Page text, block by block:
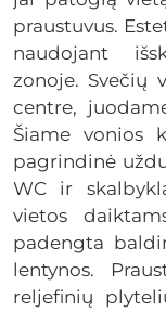
praustuvus.
naudojant
zonoje. Svečių
centre,
Šiame vonios
pagrindinė
WC ir
vietos
padengta
lentynos.
reljefinių